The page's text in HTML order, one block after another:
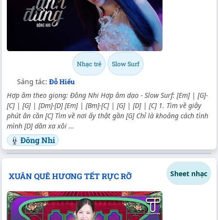
Nhạc trẻ Slow Surf
Sáng tác: Đỗ Hiếu
Hợp âm theo giọng: Đông Nhi Hợp âm dạo - Slow Surf: [Em] | [G]-
[C] | [G] | [Dm]-[D] [Em] | [Bm]-[C] | [G] | [D] | [C] 1. Tìm về giây
phút ân cần [C] Tìm về nơi ấy thật gần [G] Chỉ là khoảng cách tình
mình [D] dần xa xôi ...
Đông Nhi
XUÂN QUÊ HƯƠNG TẾT RỰC RỠ Sheet nhạc